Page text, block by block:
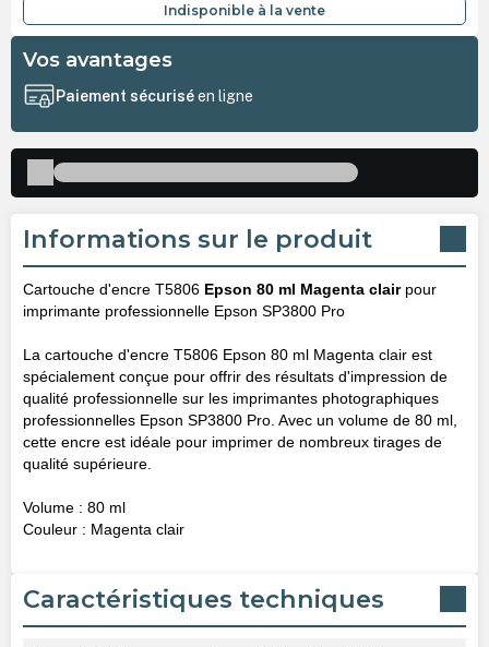
Indisponible à la vente
Vos avantages
Paiement sécuriséen ligne
Informations sur le produit
Cartouche d'encre T5806 Epson 80 ml Magenta clairpour
imprimante professionnelle Epson SP3800 Pro
La cartouche d'encre T5806 Epson 80 ml Magenta clair est
spécialement conçue pour offrir des résultats d'impression de
qualité professionnelle sur les imprimantes photographiques
professionnelles Epson SP3800 Pro. Avec un volume de 80 ml,
cette encre est idéale pour imprimer de nombreux tirages de
qualité supérieure.
Volume : 80 ml
Couleur : Magenta clair
Caractéristiques techniques